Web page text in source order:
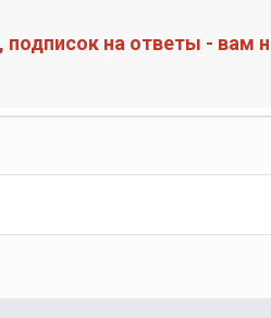
на ответы - вам